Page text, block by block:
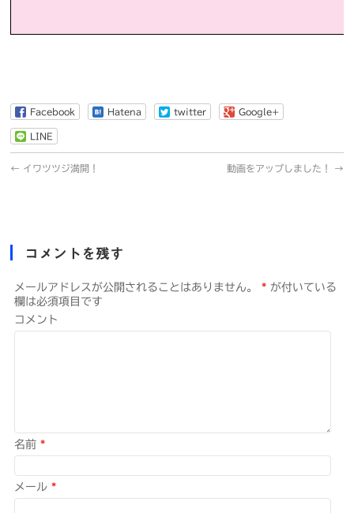
Facebook Hatena twitter Google+
LINE
← イワツツジ満開！ 動画をアップしました！ →
コメントを残す
メールアドレスが公開されることはありません。 * が付いている
欄は必須項目です
コメント
名前*
メール*